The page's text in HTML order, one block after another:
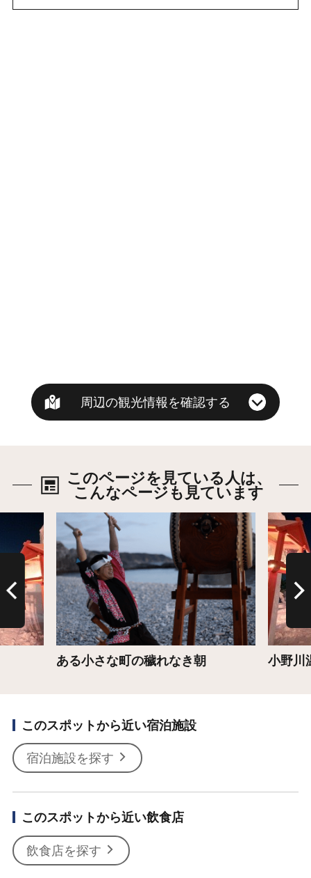
周辺の観光情報を確認する
このページを見ている人は、
こんなページも見ています
ある小さな町の穢れなき朝
詳細はこちら
小野川
詳細は
このスポットから近い宿泊施設
宿泊施設を探す
このスポットから近い飲食店
飲食店を探す